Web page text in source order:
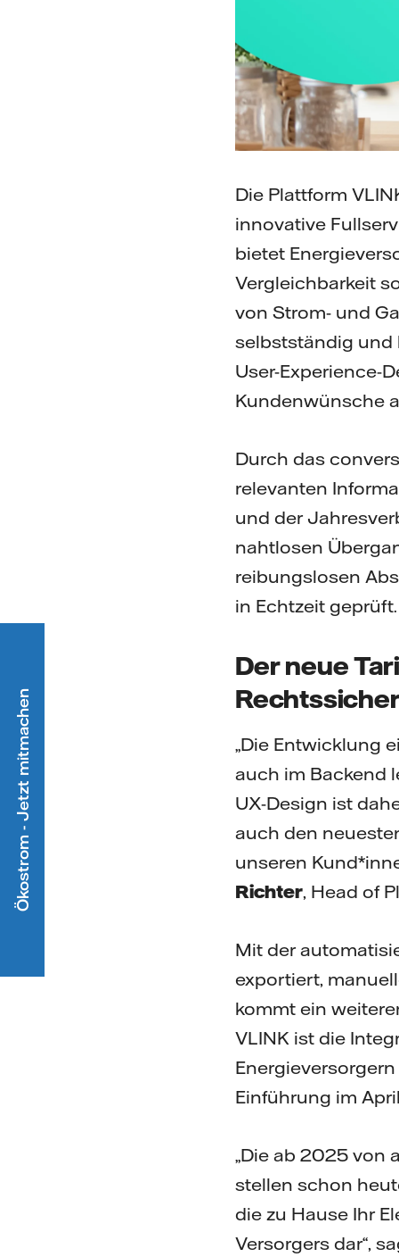
Die Plattform
innovative
bietet
Vergleichbarkeit
von Strom- und
selbstständig und
User-Experience-
Kundenwünsche
Durch das
relevanten
und der
nahtlosen
reibungslosen
in Echtzeit geprüft.
Der neue
„Die Entwicklung
auch im Backend
UX-Design ist
auch den
unseren
Richter, Head of
Mit der
exportiert,
kommt ein
VLINK ist die
Einführung im
„Die ab 2025 von
stellen schon
die zu Hause Ihr
Versorgers dar“,
Ökostrom - Jetzt mitmachen